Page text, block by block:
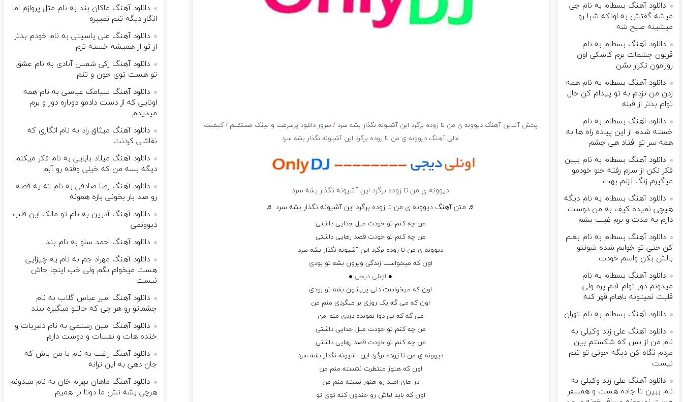
پخش آنلاین آهنگ دیوونه ی من تا زوده برگرد این آشیونه نگذار بشه سرد/ سرور دانلود پرسرعت و لینک مستقیم/ کیفیت
عالی آهنگ دیوونه ی من تا زوده برگرد این آشیونه نگذار بشه سرد
دیوونه ی من تا زوده برگرد این آشیونه نگذار بشه سرد
♬ متن آهنگ دیوونه ی من تا زوده برگرد این آشیونه نگذار بشه سرد ♬
من چه کنم تو خودت میل جدایی داشتی
من چه کنم تو خودت قصد رهایی داشتی
دیوونه ی من تا زوده برگرد این آشیونه نگذار بشه سرد
اون که میخواست زندگی ویرون بشه تو بودی
● اونلی دیجی●
اون که میخواست دلی پریشون بشه تو بودی
اون که می گه یک روزی بر میگردی منم من
می گه که بی دوا نمونده دردی منم من
من چه کنم تو خودت میل جدایی داشتی
من چه کنم تو خودت قصد رهایی داشتی
دیوونه ی من تا زوده برگرد این آشیونه نگذار بشه سرد
اون که هنوز منتظرت نشسته منم من
در های امید رو هنوز نبسته منم من
اون که باید لباش رو خندون کنه توی تو
دانلود آهنگ بسطام به نام چی
میشه گفتش به اونکه شبا رو
میشینه صبح شه
دانلود آهنگ بسطام به نام
قربون چشمات برم کاشکی اون
روزامون تکرار بشن
دانلود آهنگ بسطام به نام همه
زدن من نزدم به تو پیدام کن حال
توام بدتر از قبله
دانلود آهنگ بسطام به نام
خسته شدم از این پیاده راه ها به
همه سر تو افتاد هی چشم
دانلود آهنگ بسطام به نام ببین
فکر نکن از سرم رفته جلو خودمو
میگیرم زنگ نزنم بهت
دانلود آهنگ بسطام به نام دیگه
هیچی نمیده کیف به من دوست
دارم یه مدت و برم غیب بشم
دانلود آهنگ بسطام به نام بغلم
کن حتی تو خوابم شده شونتو
بالش بکن واسم خودت
دانلود آهنگ بسطام به نام
میدونم دور توام آدم پره ولی
قلبت نمیتونه باهام قهر کنه
دانلود آهنگ بسطام به نام تهران
دانلود آهنگ علی زند وکیلی به
نام من از بس كه شكستم بین
مردم نگاه كن دیگه جونى تو تنم
نیست
دانلود آهنگ علی زند وکیلی به
نام ببین تا جاده هست و همسفر
دانلود آهنگ ماکان بند به نام مثل پروازم اما
انگار دیگه تنم نمیپره
دانلود آهنگ علی یاسینی به نام خودم بدتر
از تو از همیشه خسته ترم
دانلود آهنگ زکی شمس آبادی به نام عشق
تو هست توی جون و تنم
دانلود آهنگ سیامک عباسی به نام همه
اونایی که از دست دادمو دوباره دور و برم
میدیدم
دانلود آهنگ میثاق راد به نام انگاری که
نقاشی کردنت
دانلود آهنگ میلاد بابایی به نام فکر میکنم
دیگه بسه من که خیلی وقته رو آبم
دانلود آهنگ رضا صادقی به نام ته یه قصه
رو صد بار بخونی بازه همونه
دانلود آهنگ آدرین به نام تو مالک این قلب
دیوونمی
دانلود آهنگ احمد سلو به نام بند
دانلود آهنگ مهراد جم به نام یه چیزایی
هست میخوام بگم ولی خب اینجا جاش
نیست
دانلود آهنگ امیر عباس گلاب به نام
چشماتو رو هر چی که حالتو میگیره ببند
دانلود آهنگ امین رستمی به نام دلبریات و
خنده هات و نفسات و دوست دارم
دانلود آهنگ راغب به نام با من باش که
جان دهی به این ترانه
دانلود آهنگ ماهان بهرام خان به نام میدونم
هرچی بشه تش ما دوتا برا همیم